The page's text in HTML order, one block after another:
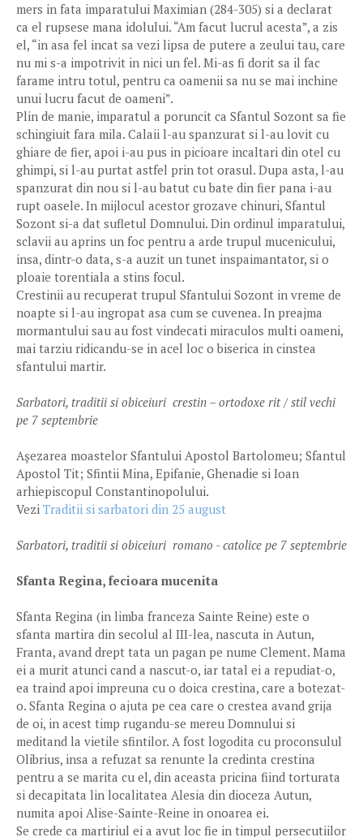
mers in fata imparatului Maximian (284-305) si a declarat
ca el rupsese mana idolului. “Am facut lucrul acesta”, a zis
el, “in asa fel incat sa vezi lipsa de putere a zeului tau, care
nu mi s-a impotrivit in nici un fel. Mi-as fi dorit sa il fac
farame intru totul, pentru ca oamenii sa nu se mai inchine
unui lucru facut de oameni”.
Plin de manie, imparatul a poruncit ca Sfantul Sozont sa fie
schingiuit fara mila. Calaii l-au spanzurat si l-au lovit cu
ghiare de fier, apoi i-au pus in picioare incaltari din otel cu
ghimpi, si l-au purtat astfel prin tot orasul. Dupa asta, l-au
spanzurat din nou si l-au batut cu bate din fier pana i-au
rupt oasele. In mijlocul acestor grozave chinuri, Sfantul
Sozont si-a dat sufletul Domnului. Din ordinul imparatului,
sclavii au aprins un foc pentru a arde trupul mucenicului,
insa, dintr-o data, s-a auzit un tunet inspaimantator, si o
ploaie torentiala a stins focul.
Crestinii au recuperat trupul Sfantului Sozont in vreme de
noapte si l-au ingropat asa cum se cuvenea. In preajma
mormantului sau au fost vindecati miraculos multi oameni,
mai tarziu ridicandu-se in acel loc o biserica in cinstea
sfantului martir.
Sarbatori, traditii si obiceiuri crestin – ortodoxe rit / stil vechi
pe 7 septembrie
Aşezarea moastelor Sfantului Apostol Bartolomeu; Sfantul
Apostol Tit; Sfintii Mina, Epifanie, Ghenadie si Ioan
arhiepiscopul Constantinopolului.
Vezi Traditii si sarbatori din 25 august
Sarbatori, traditii si obiceiuri romano - catolice pe 7 septembrie
Sfanta Regina, fecioara mucenita
Sfanta Regina (in limba franceza Sainte Reine) este o
sfanta martira din secolul al III-lea, nascuta in Autun,
Franta, avand drept tata un pagan pe nume Clement. Mama
ei a murit atunci cand a nascut-o, iar tatal ei a repudiat-o,
ea traind apoi impreuna cu o doica crestina, care a botezat-
o. Sfanta Regina o ajuta pe cea care o crestea avand grija
de oi, in acest timp rugandu-se mereu Domnului si
meditand la vietile sfintilor. A fost logodita cu proconsulul
Olibrius, insa a refuzat sa renunte la credinta crestina
pentru a se marita cu el, din aceasta pricina fiind torturata
si decapitata lin localitatea Alesia din dioceza Autun,
numita apoi Alise-Sainte-Reine in onoarea ei.
Se crede ca martiriul ei a avut loc fie in timpul persecutiilor